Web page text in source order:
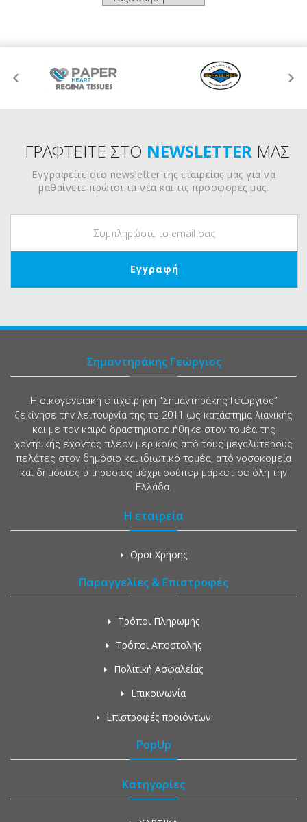
ΓΡΑΦΤΕΙΤΕ ΣΤΟ NEWSLETTERΜΑΣ
Εγγραφείτε στο newsletter της εταιρείας μας για να
μαθαίνετε πρώτοι τα νέα και τις προσφορές μας.
Σημαντηράκης Γεώργιος
Η οικογενειακή επιχείρηση “Σημαντηράκης Γεώργιος”
ξεκίνησε την λειτουργία της το 2011 ως κατάστημα λιανικής
και με τον καιρό δραστηριοποιήθηκε στον τομέα της
χοντρικής έχοντας πλέον μερικούς από τους μεγαλύτερους
πελάτες στον δημόσιο και ιδιωτικό τομέα, από νοσοκομεία
και δημόσιες υπηρεσίες μέχρι σούπερ μάρκετ σε όλη την
Ελλάδα.
Η εταιρεία
Οροι Χρήσης
Παραγγελίες & Επιστροφές
Τρόποι Πληρωμής
Τρόποι Αποστολής
Πολιτική Ασφαλείας
Επικοινωνία
Επιστροφές προϊόντων
PopUp
Κατηγορίες